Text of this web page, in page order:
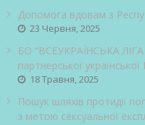
Допомога вдовам з
23 Червня, 2025
БО “ВСЕУКРАЇНСЬКА ЛІГА
партнерської
18 Травня, 2025
Пошук шляхів протидії
з метою сексуальної